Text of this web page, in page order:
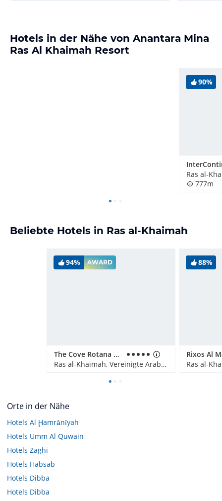
Hotels in der Nähe von Anantara Mina
Ras Al Khaimah Resort
90%
777m
Beliebte Hotels in Ras al-Khaimah
94% AWARD
The Cove Rotana Resort
Ras al-Khaimah, Vereinigte Arabische Emirate
88%
Orte in der Nähe
Hotels Al Ḩamrānīyah
Hotels Umm Al Quwain
Hotels Zaghi
Hotels Habsab
Hotels Dibba
Hotels Dibba